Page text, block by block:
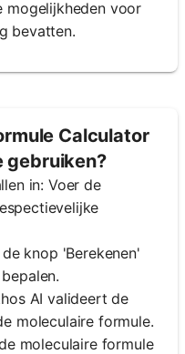
mogelijkheden voor
bevatten.
Calculator
gebruiken?
in: Voer de
knop 'Berekenen'
AI valideert de
moleculaire formule.
moleculaire formule